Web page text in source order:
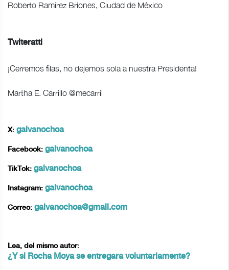
Roberto Ramírez Briones, Ciudad de México
Twiteratti
¡Cerremos filas, no dejemos sola a nuestra Presidenta!
Martha E. Carrillo @mecarril
X: galvanochoa
Facebook: galvanochoa
TikTok: galvanochoa
Instagram: galvanochoa
Correo: galvanochoa@gmail.com
Lea, del mismo autor:
¿Y si Rocha Moya se entregara voluntariamente?